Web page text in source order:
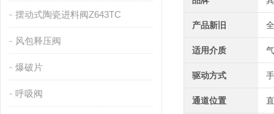
摆动式陶瓷进料阀Z643TC
风包释压阀
爆破片
呼吸阀
产品新旧
适用介质
驱动方式
通道位置